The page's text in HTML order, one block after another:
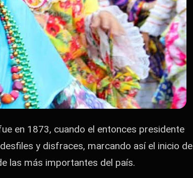
en 1873, cuando el entonces presidente
y disfraces, marcando así el inicio de
las más importantes del país.